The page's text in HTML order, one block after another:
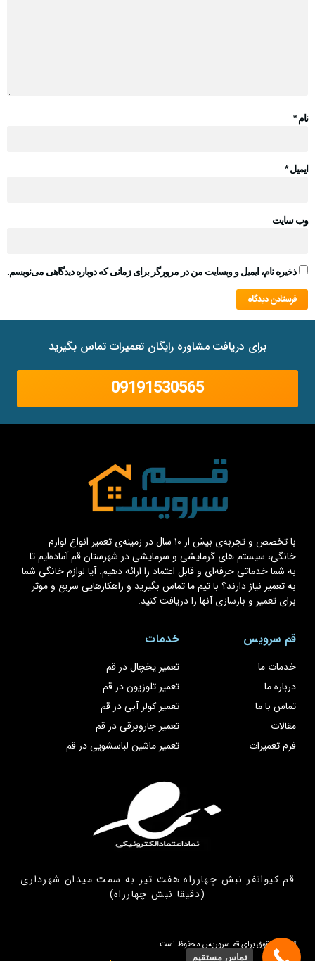
نام*
ایمیل*
وب‌ سایت
ذخیره نام، ایمیل و وبسایت من در مرورگر برای زمانی که دوباره دیدگاهی می‌نویسم.
برای دریافت مشاوره رایگان تعمیرات تماس بگیرید
09191530565
با تخصص و تجربه‌ی بیش از ۱۰ سال در زمینه‌ی تعمیر انواع لوازم
خانگی، سیستم های گرمایشی و سرمایشی در شهرستان قم آماده‌ایم تا
به شما خدماتی حرفه‌ای و قابل اعتماد را ارائه دهیم. آیا لوازم خانگی شما
به تعمیر نیاز دارند؟ با تیم ما تماس بگیرید و راهکارهایی سریع و موثر
برای تعمیر و بازسازی آنها را دریافت کنید.
قم سرویس
خدمات ما
درباره ما
تماس با ما
مقالات
فرم تعمیرات
خدمات
تعمیر یخچال در قم
تعمیر تلوزیون در قم
تعمیر کولر آبی در قم
تعمیر جاروبرقی در قم
تعمیر ماشین لباسشویی در قم
قم کیوانفر نبش چهارراه هفت تیر به سمت میدان شهرداری
(دقیقا نبش چهارراه)
تمامی حقوق برای قم سروریس محفوظ است.
تماس مستقیم